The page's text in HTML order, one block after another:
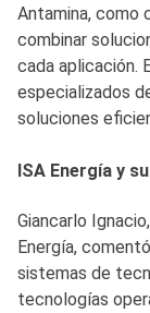
Antamina, como
combinar
cada aplicación.
especializados
soluciones
ISA Energía y
Giancarlo
Energía,
sistemas de
tecnologías